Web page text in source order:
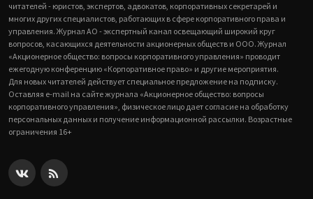
читателей - юристов, экспертов, адвокатов, корпоративных секретарей и
многих других специалистов, работающих в сфере корпоративного права и
управления. Журнал АО - экспертный канал освещающий широкий круг
вопросов, касающихся деятельности акционерных обществ и ООО. Журнал
«Акционерное общество: вопросы корпоративного управления» проводит
ежегодную конференцию «Корпоративное право» и другие мероприятия.
Для новых читателей действует специальное предложение на подписку.
Оставляя e-mail на сайте журнала «Акционерное общество: вопросы
корпоративного управления», физическое лицо дает согласие на обработку
персональных данных и получение информационной рассылки. Возрастные
ограничения 16+